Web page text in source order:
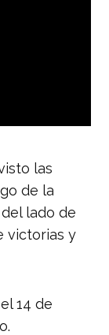
las
de la
lado de
victorias y
14 de